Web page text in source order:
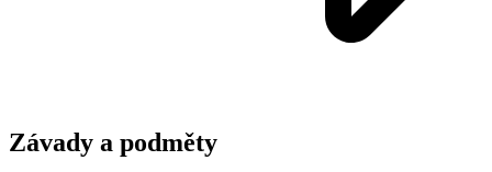
Závady a podměty